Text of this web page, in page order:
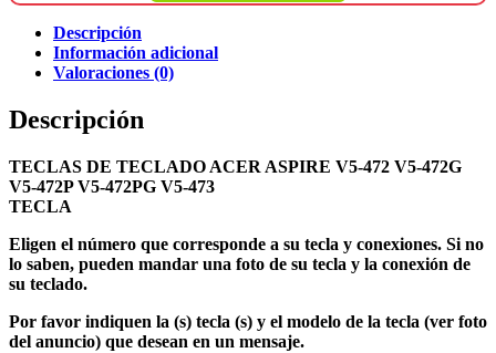
Descripción
Información adicional
Valoraciones (0)
Descripción
TECLAS DE TECLADO ACER ASPIRE V5-472 V5-472G
V5-472P V5-472PG V5-473
TECLA
Eligen el número que corresponde a su tecla y conexiones. Si no
lo saben, pueden mandar una foto de su tecla y la conexión de
su teclado.
Por favor indiquen la (s) tecla (s) y el modelo de la tecla (ver foto
del anuncio) que desean en un mensaje.